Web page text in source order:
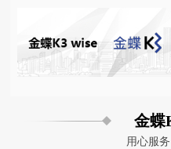
金蝶
用心服